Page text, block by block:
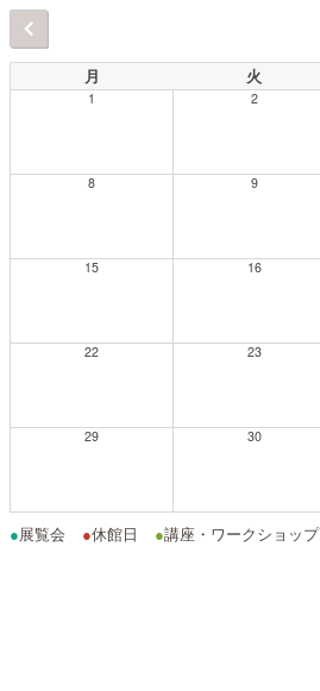
月 火
1 2
8 9
15 16
22 23
29 30
●展覧会 ●休館日 ●講座・ワークショップ